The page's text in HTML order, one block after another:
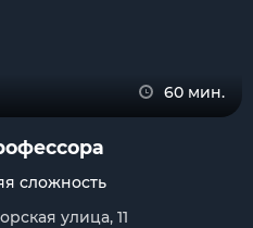
60 мин.
сложность
улица, 11